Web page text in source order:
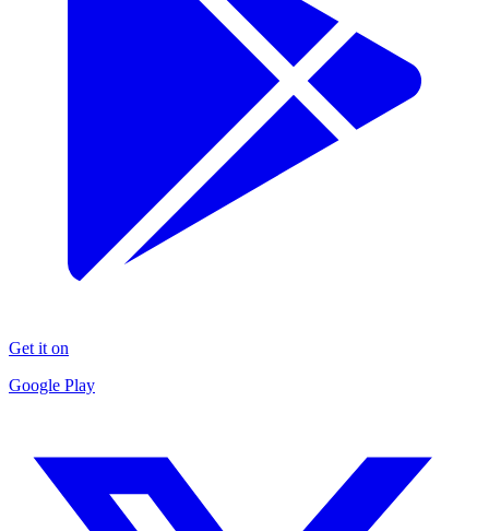
Get it on
Google Play